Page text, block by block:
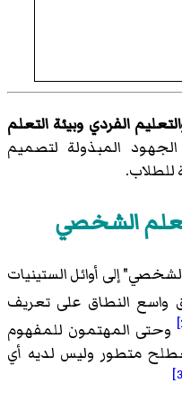
الفردي وبيئة التعلم
الجهود المبذولة لتصميم
للطلاب.
الشخصي
إلى أوائل الستينيات
واسع النطاق على تعريف
وحتى المهتمون للمفهوم
متطور وليس لديه أي